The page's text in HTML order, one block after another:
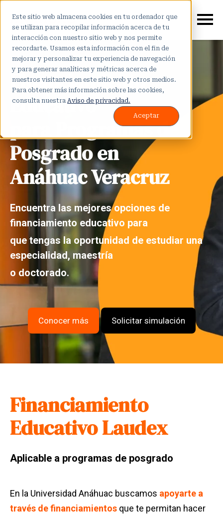
Este sitio web almacena cookies en tu ordenador que
se utilizan para recopilar información acerca de tu
interacción con nuestro sitio web y nos permite
recordarte. Usamos esta información con el fin de
mejorar y personalizar tu experiencia de navegación
y para generar analíticas y métricas acerca de
nuestros visitantes en este sitio web y otros medios.
Para obtener más información sobre las cookies,
consulta nuestra Aviso de privacidad.
Aceptar
Financiamiento
Educativo
Programas de
Posgrado en
Anáhuac Veracruz
Encuentra las mejores opciones de
financiamiento educativo para
que tengas la oportunidad de estudiar una
especialidad, maestría
o doctorado.
Conocer más Solicitar simulación
Financiamiento
Educativo Laudex
Aplicable a programas de posgrado
En la Universidad Anáhuac buscamos apoyarte a
través de financiamientos que te permitan hacer